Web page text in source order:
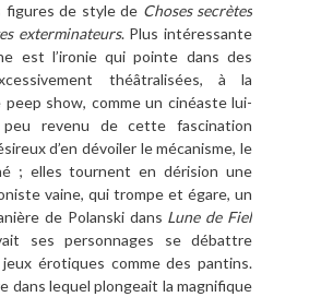
figures de style de Choses secrètes
exterminateurs. Plus intéressante
est l’ironie qui pointe dans des
théâtralisées, à la
peep show, comme un cinéaste lui-
revenu de cette fascination
d’en dévoiler le mécanisme, le
; elles tournent en dérision une
vaine, qui trompe et égare, un
de Polanski dans Lune de Fiel
ses personnages se débattre
érotiques comme des pantins.
dans lequel plongeait la magnifique